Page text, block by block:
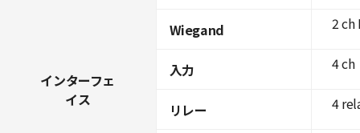
インターフェ
イス
Wiegand
入力
リレー
2 ch
4 ch
4